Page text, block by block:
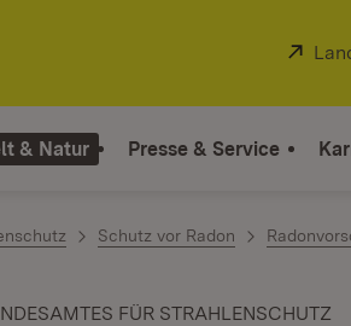
& Natur Presse & Service
Schutz vor Radon
FÜR STRAHLENSCHUTZ